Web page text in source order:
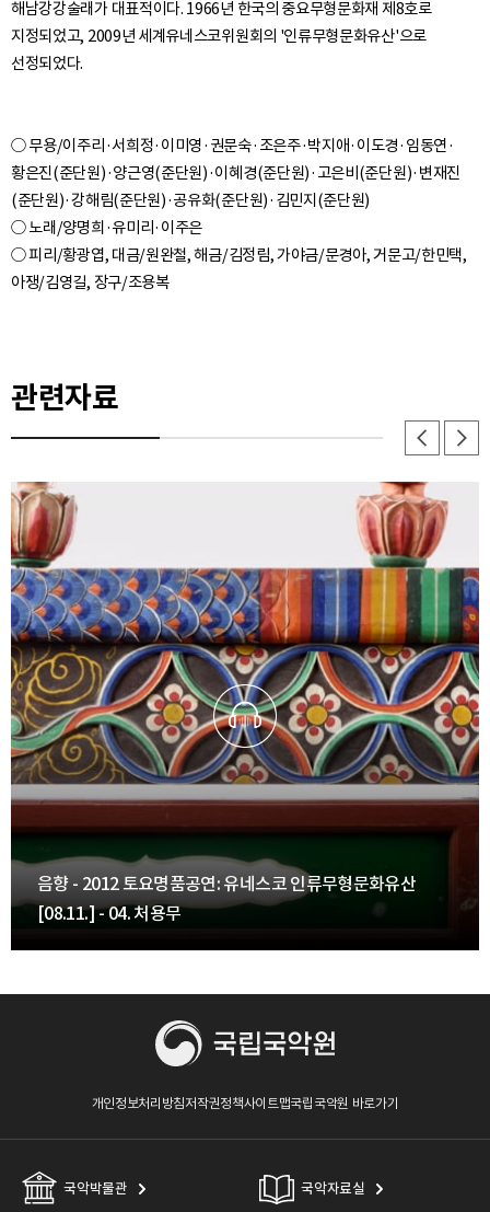
해남강강술래가 대표적이다. 1966년 한국의 중요무형문화재 제8호로
지정되었고, 2009년 세계유네스코위원회의 '인류무형문화유산'으로
○ 무용/이주리·서희정·이미영·권문숙·조은주·박지애·이도경·임동연·
황은진(준단원)·양근영(준단원)·이혜경(준단원)·고은비(준단원)·변재진
(준단원)·강해림(준단원)·공유화(준단원)·김민지(준단원)
○ 노래/양명희·유미리·이주은
○ 피리/황광엽, 대금/원완철, 해금/김정림, 가야금/문경아, 거문고/한민택,
아쟁/김영길, 장구/조용복
관련자료
음향 - 2012 토요명품공연: 유네스코 인류무형문화유산
[08.11.] - 04. 처용무
개인정보처리방침저작권정책사이트맵국립국악원 바로가기
국악박물관 국악자료실